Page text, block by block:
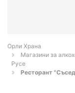
Орли Храна
Магазини за
Русе
Ресторант